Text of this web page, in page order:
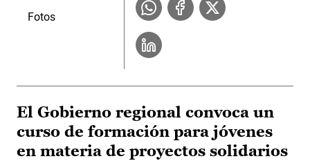
Fotos
El Gobierno regional convoca un
curso de formación para jóvenes
en materia de proyectos solidarios